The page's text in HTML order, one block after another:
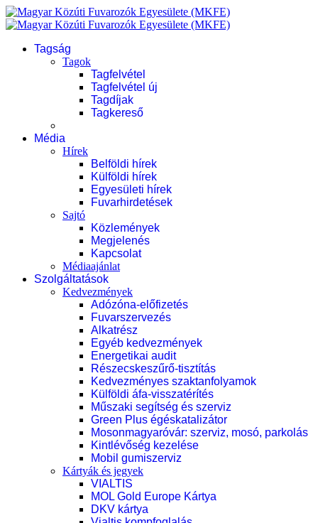
Tagság
Tagok
Tagfelvétel
Tagfelvétel új
Tagdíjak
Tagkereső
Média
Hírek
Belföldi hírek
Külföldi hírek
Egyesületi hírek
Fuvarhirdetések
Sajtó
Közlemények
Megjelenés
Kapcsolat
Médiaajánlat
Szolgáltatások
Kedvezmények
Adózóna-előfizetés
Fuvarszervezés
Alkatrész
Egyéb kedvezmények
Energetikai audit
Részecskeszűrő-tisztítás
Kedvezményes szaktanfolyamok
Külföldi áfa-visszatérítés
Műszaki segítség és szerviz
Green Plus égéskatalizátor
Mosonmagyaróvár: szerviz, mosó, parkolás
Kintlévőség kezelése
Mobil gumiszerviz
Kártyák és jegyek
VIALTIS
MOL Gold Europe Kártya
DKV kártya